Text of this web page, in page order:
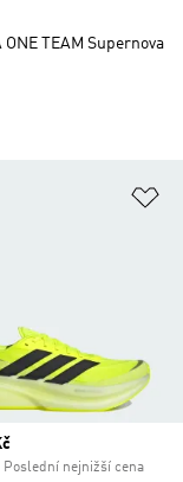
Poslední nejnižší cena
ONE TEAM Supernova